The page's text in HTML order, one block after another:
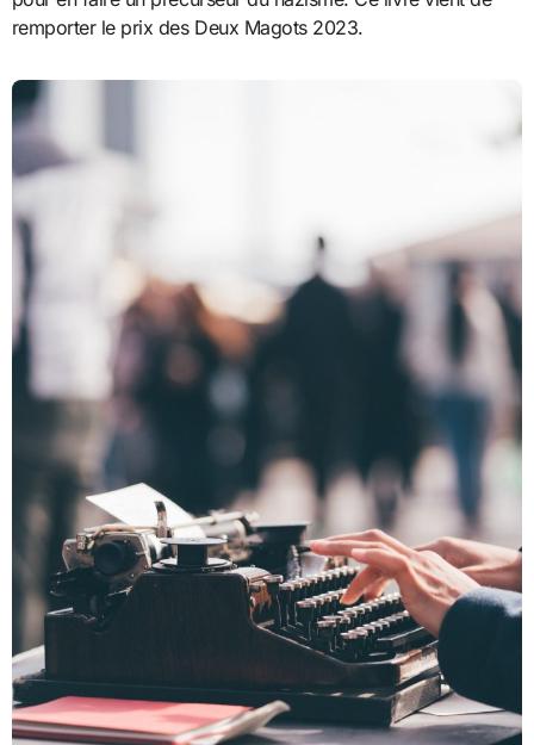
remporter le prix des Deux Magots 2023.